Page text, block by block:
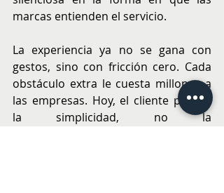
marcas entienden el servicio.
La experiencia ya no se gana con
gestos, sino con fricción cero. Cada
obstáculo extra le cuesta millones a
las empresas. Hoy, el cliente premia
la simplicidad, no la